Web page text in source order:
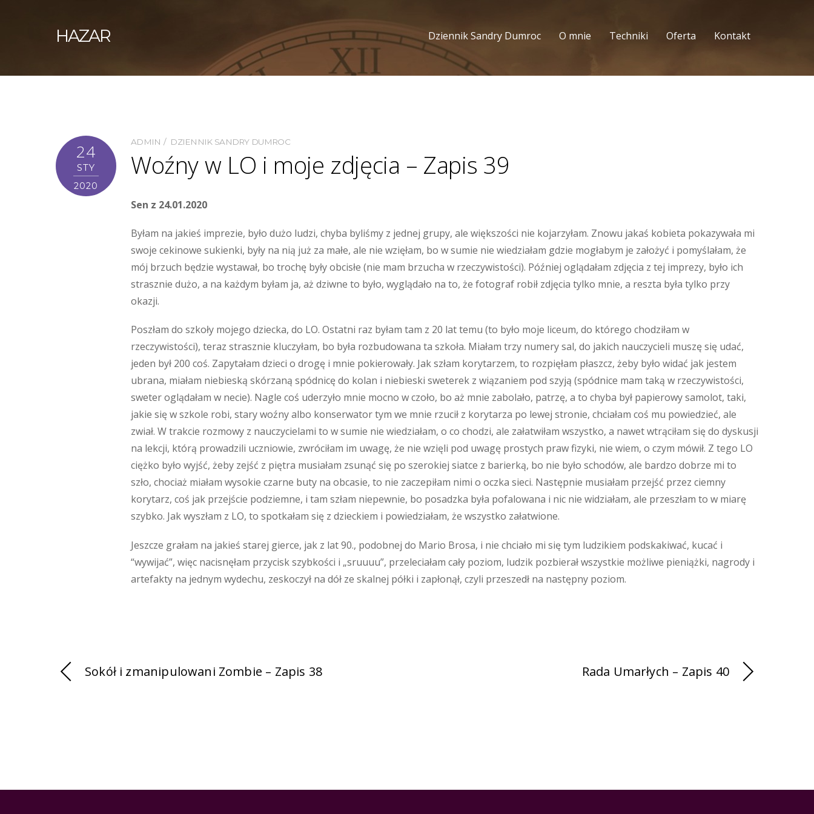
HAZAR Dziennik Sandry Dumroc O mnie Techniki Oferta Kontakt
24
STY
2020
ADMIN DZIENNIK SANDRY DUMROC
Woźny w LO i moje zdjęcia – Zapis 39
Sen z 24.01.2020
Byłam na jakieś imprezie, było dużo ludzi, chyba byliśmy z jednej grupy, ale większości nie kojarzyłam. Znowu jakaś kobieta pokazywała mi
swoje cekinowe sukienki, były na nią już za małe, ale nie wzięłam, bo w sumie nie wiedziałam gdzie mogłabym je założyć i pomyślałam, że
mój brzuch będzie wystawał, bo trochę były obcisłe (nie mam brzucha w rzeczywistości). Później oglądałam zdjęcia z tej imprezy, było ich
strasznie dużo, a na każdym byłam ja, aż dziwne to było, wyglądało na to, że fotograf robił zdjęcia tylko mnie, a reszta była tylko przy
okazji.
Poszłam do szkoły mojego dziecka, do LO. Ostatni raz byłam tam z 20 lat temu (to było moje liceum, do którego chodziłam w
rzeczywistości), teraz strasznie kluczyłam, bo była rozbudowana ta szkoła. Miałam trzy numery sal, do jakich nauczycieli muszę się udać,
jeden był 200 coś. Zapytałam dzieci o drogę i mnie pokierowały. Jak szłam korytarzem, to rozpięłam płaszcz, żeby było widać jak jestem
ubrana, miałam niebieską skórzaną spódnicę do kolan i niebieski sweterek z wiązaniem pod szyją (spódnice mam taką w rzeczywistości,
sweter oglądałam w necie). Nagle coś uderzyło mnie mocno w czoło, bo aż mnie zabolało, patrzę, a to chyba był papierowy samolot, taki,
jakie się w szkole robi, stary woźny albo konserwator tym we mnie rzucił z korytarza po lewej stronie, chciałam coś mu powiedzieć, ale
zwiał. W trakcie rozmowy z nauczycielami to w sumie nie wiedziałam, o co chodzi, ale załatwiłam wszystko, a nawet wtrąciłam się do dyskusji
na lekcji, którą prowadzili uczniowie, zwróciłam im uwagę, że nie wzięli pod uwagę prostych praw fizyki, nie wiem, o czym mówił. Z tego LO
ciężko było wyjść, żeby zejść z piętra musiałam zsunąć się po szerokiej siatce z barierką, bo nie było schodów, ale bardzo dobrze mi to
szło, chociaż miałam wysokie czarne buty na obcasie, to nie zaczepiłam nimi o oczka sieci. Następnie musiałam przejść przez ciemny
korytarz, coś jak przejście podziemne, i tam szłam niepewnie, bo posadzka była pofalowana i nic nie widziałam, ale przeszłam to w miarę
szybko. Jak wyszłam z LO, to spotkałam się z dzieckiem i powiedziałam, że wszystko załatwione.
Jeszcze grałam na jakieś starej gierce, jak z lat 90., podobnej do Mario Brosa, i nie chciało mi się tym ludzikiem podskakiwać, kucać i
“wywijać”, więc nacisnęłam przycisk szybkości i „sruuuu”, przeleciałam cały poziom, ludzik pozbierał wszystkie możliwe pieniążki, nagrody i
artefakty na jednym wydechu, zeskoczył na dół ze skalnej półki i zapłonął, czyli przeszedł na następny poziom.
Sokół i zmanipulowani Zombie – Zapis 38 Rada Umarłych – Zapis 40